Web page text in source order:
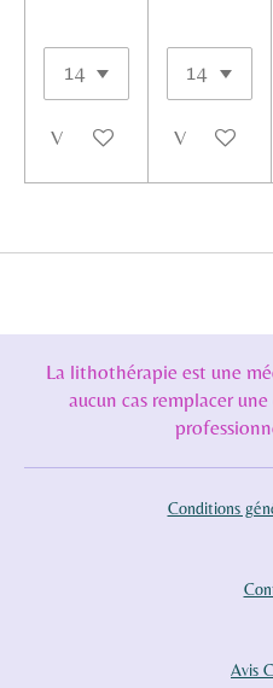
Voir les détails Voir les
La lithothérapie est une
aucun cas remplacer
Conditions
Avis